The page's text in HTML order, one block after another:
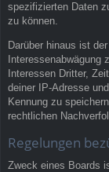
spezifizierten Daten
zu können.
Darüber hinaus ist
Interessenabwägung
Interessen Dritter,
deiner IP-Adresse
Kennung zu
rechtlichen
Regelungen
Zweck eines Boards